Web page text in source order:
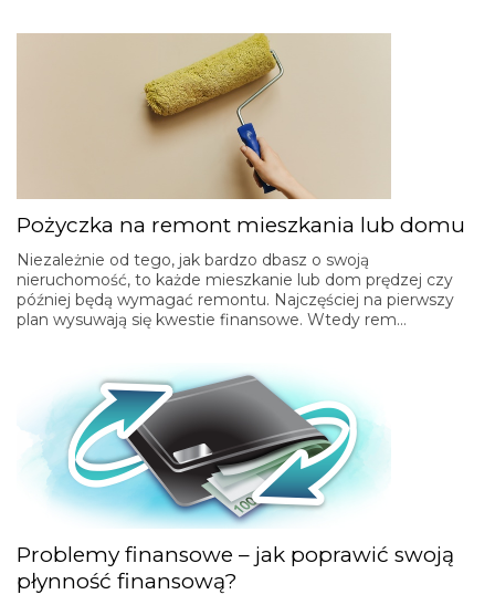
Pożyczka na remont mieszkania lub domu
Niezależnie od tego, jak bardzo dbasz o swoją
nieruchomość, to każde mieszkanie lub dom prędzej czy
później będą wymagać remontu. Najczęściej na pierwszy
plan wysuwają się kwestie finansowe. Wtedy rem…
Problemy finansowe – jak poprawić swoją
płynność finansową?